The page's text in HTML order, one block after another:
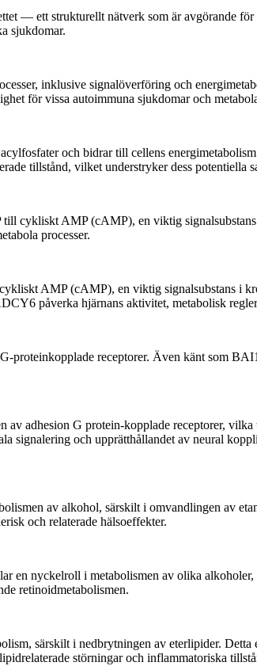
— ett strukturellt nätverk som är avgörande
sjukdomar.
inklusive signalöverföring och
för vissa autoimmuna sjukdomar och
och bidrar till cellens
tillstånd, vilket understryker dess potentiella
cykliskt AMP (cAMP), en viktig
processer.
AMP (cAMP), en viktig signalsubstans i
påverka hjärnans aktivitet, metabolisk
receptorer. Även känt som
adhesion G protein-kopplade receptorer,
signalering och upprätthållandet av neural
av alkohol, särskilt i omvandlingen av
och relaterade hälsoeffekter.
en nyckelroll i metabolismen av olika
retinoidmetabolismen.
särskilt i nedbrytningen av eterlipider.
störningar och inflammatoriska